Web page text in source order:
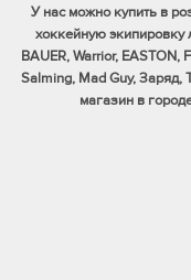
У нас можно купить в
хоккейную экипировку
BAUER, Warrior, EASTON,
Salming, Mad Guy, Заряд,
магазин в